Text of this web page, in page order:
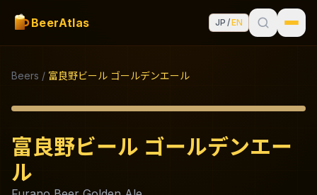
BeerAtlas JP /EN
Beers / 富良野ビール ゴールデンエール
富良野ビール ゴールデンエー
ル